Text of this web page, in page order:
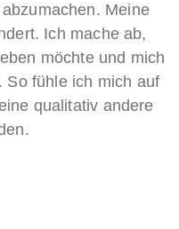
Meine
Ich mache ab,
möchte und mich
So fühle ich mich auf
qualitativ andere